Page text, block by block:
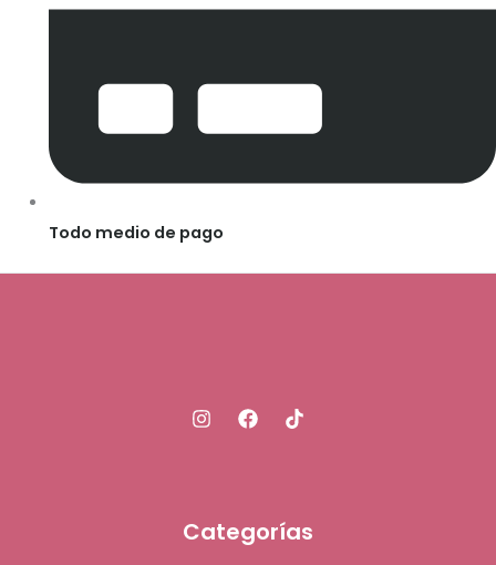
Todo medio de pago
Categorías